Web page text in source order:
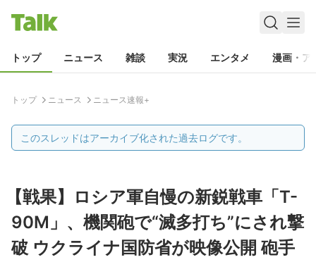
トップ ニュース 雑談 実況 エンタメ 漫画・ア
トップ ニュース ニュース速報+
このスレッドはアーカイブ化された過去ログです。
【戦果】ロシア軍自慢の新鋭戦車「T-
90M」、機関砲で“滅多打ち”にされ撃
破 ウクライナ国防省が映像公開 砲手